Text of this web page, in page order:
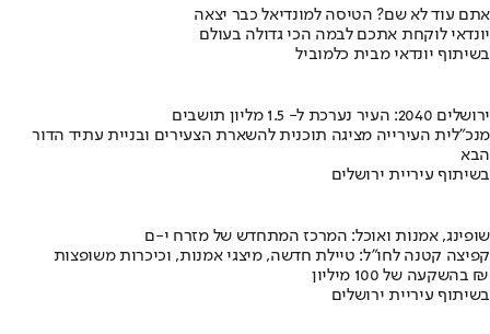
אתם עוד לא שם? הטיסה למונדיאל כבר יצאה
יונדאי לוקחת אתכם לבמה הכי גדולה בעולם
בשיתוף יונדאי מבית כלמוביל
ירושלים 2040: העיר נערכת ל- 1.5 מליון תושבים
מנכ"לית העירייה מציגה תוכנית להשארת הצעירים ובניית עתיד הדור
הבא
בשיתוף עיריית ירושלים
שופינג, אמנות ואוכל: המרכז המתחדש של מזרח י-ם
קפיצה קטנה לחו"ל: טיילת חדשה, מיצגי אמנות, וכיכרות משופצות
בהשקעה של 100 מיליון ₪
בשיתוף עיריית ירושלים